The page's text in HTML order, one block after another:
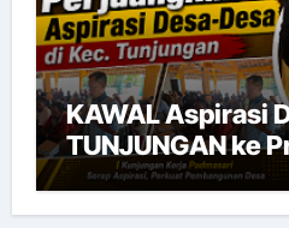
KAWAL Aspirasi
TUNJUNGAN ke